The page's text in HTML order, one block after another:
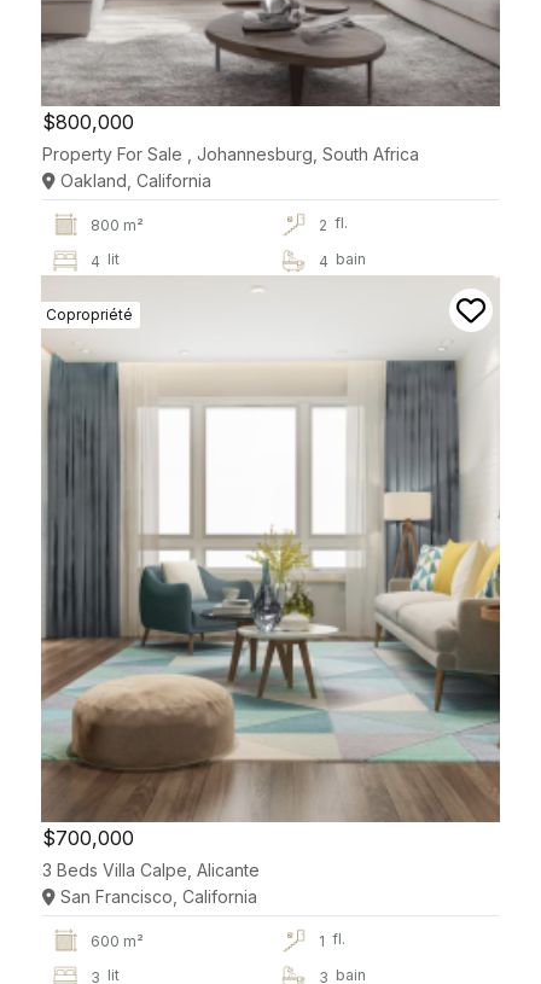
$800,000
Property For Sale , Johannesburg, South Africa
Oakland, California
800 m² 2 fl.
4 lit 4 bain
Copropriété
$700,000
3 Beds Villa Calpe, Alicante
San Francisco, California
600 m² 1 fl.
3 lit 3 bain